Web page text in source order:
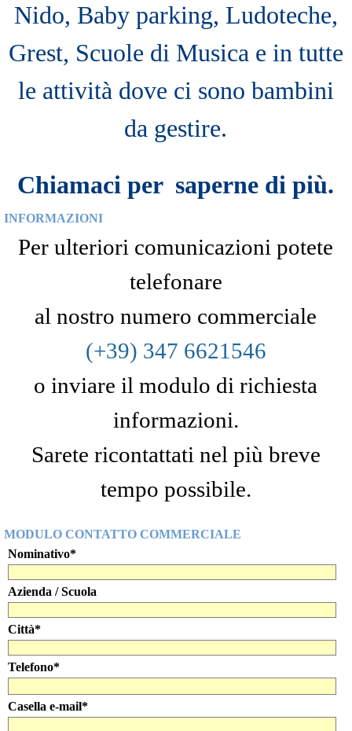
Nido, Baby parking, Ludoteche,
Grest, Scuole di Musica e in tutte
le attività dove ci sono bambini
da gestire.
Chiamaci per saperne di più.
INFORMAZIONI
Per ulteriori comunicazioni potete
telefonare
al nostro numero commerciale
(+39) 347 6621546
o inviare il modulo di richiesta
informazioni.
Sarete ricontattati nel più breve
tempo possibile.
MODULO CONTATTO COMMERCIALE
Nominativo*
Azienda / Scuola
Città*
Telefono*
Casella e-mail*